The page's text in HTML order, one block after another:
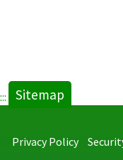
::: Sitemap
Privacy Policy